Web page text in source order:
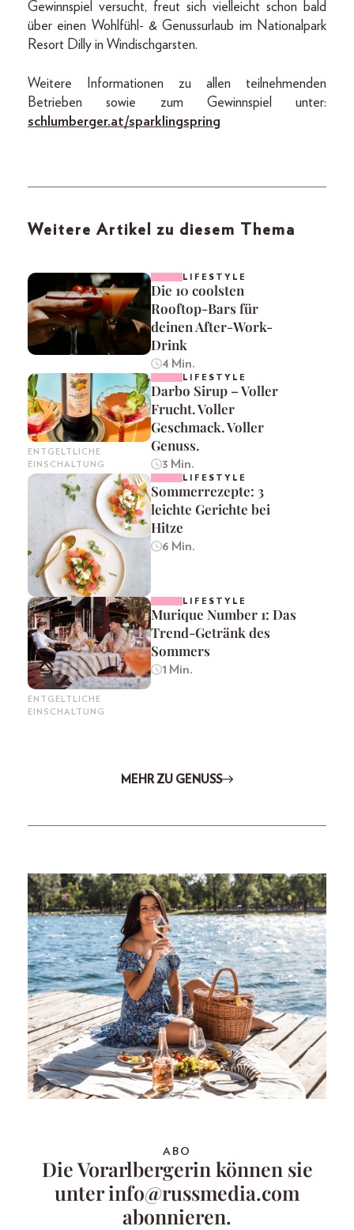
Gewinnspiel versucht, freut sich vielleicht schon bald
über einen Wohlfühl- & Genussurlaub im Nationalpark
Resort Dilly in Windischgarsten.
Weitere Informationen zu allen teilnehmenden
Betrieben sowie zum Gewinnspiel unter:
schlumberger.at/sparklingspring
Weitere Artikel zu diesem Thema
LIFESTYLE
Die 10 coolsten
Rooftop-Bars für
deinen After-Work-
Drink
4 Min.
ENTGELTLICHE
EINSCHALTUNG
LIFESTYLE
Darbo Sirup – Voller
Frucht. Voller
Geschmack. Voller
Genuss.
3 Min.
LIFESTYLE
Sommerrezepte: 3
leichte Gerichte bei
Hitze
6 Min.
ENTGELTLICHE
EINSCHALTUNG
LIFESTYLE
Murique Number 1: Das
Trend-Getränk des
Sommers
1 Min.
MEHR ZU GENUSS
ABO
Die Vorarlbergerin können sie
unter info@russmedia.com
abonnieren.